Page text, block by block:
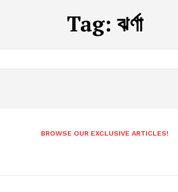
Tag: ঝর্ণা
BROWSE OUR EXCLUSIVE ARTICLES!